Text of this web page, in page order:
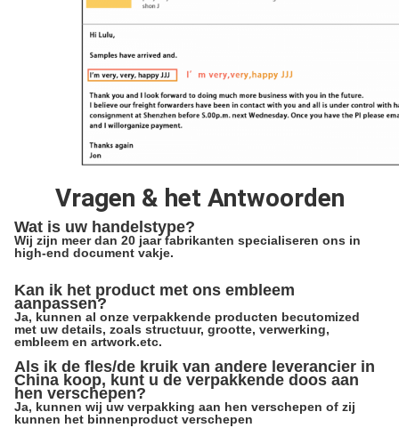
Vragen & het Antwoorden
Wat is uw handelstype?
Wij zijn meer dan 20 jaar fabrikanten specialiseren ons in
high-end document vakje.
Kan ik het product met ons embleem
aanpassen?
Ja, kunnen al onze verpakkende producten becutomized
met uw details, zoals structuur, grootte, verwerking,
embleem en artwork.etc.
Als ik de fles/de kruik van andere leverancier in
China koop, kunt u de verpakkende doos aan
hen verschepen?
Ja, kunnen wij uw verpakking aan hen verschepen of zij
kunnen het binnenproduct verschepen